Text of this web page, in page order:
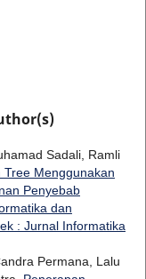
Sadali, Ramli
Menggunakan
Penyebab
dan
: Jurnal Informatika
Permana, Lalu